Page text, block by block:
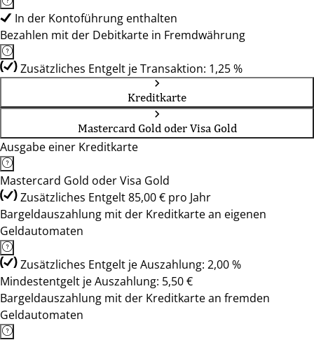
In der Kontoführung enthalten
Bezahlen mit der Debitkarte in Fremdwährung
Zusätzliches Entgelt je Transaktion: 1,25 %
Kreditkarte
Mastercard Gold oder Visa Gold
Ausgabe einer Kreditkarte
Mastercard Gold oder Visa Gold
Zusätzliches Entgelt 85,00 € pro Jahr
Bargeldauszahlung mit der Kreditkarte an eigenen
Geldautomaten
Zusätzliches Entgelt je Auszahlung: 2,00 %
Mindestentgelt je Auszahlung: 5,50 €
Bargeldauszahlung mit der Kreditkarte an fremden
Geldautomaten